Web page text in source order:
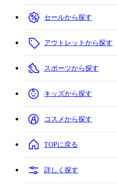
セールから探す
アウトレットから探す
スポーツから探す
キッズから探す
コスメから探す
TOPに戻る
詳しく探す